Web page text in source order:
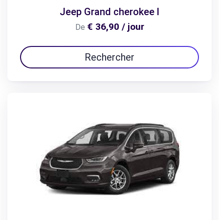
Jeep Grand cherokee l
De € 36,90 / jour
Rechercher